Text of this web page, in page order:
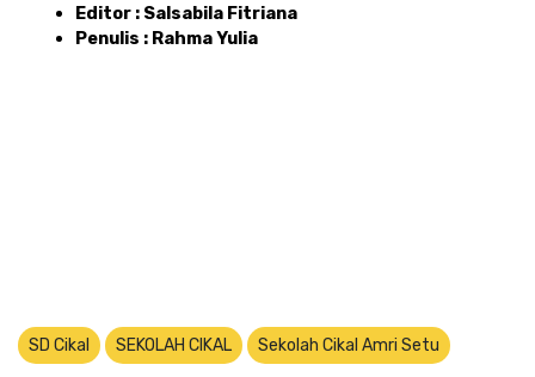
Editor : Salsabila Fitriana
Penulis : Rahma Yulia
SD Cikal SEKOLAH CIKAL Sekolah Cikal Amri Setu